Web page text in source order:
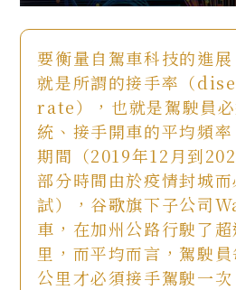
要衡量自駕車科技的進
就是所謂的接手率（
rate），也就是駕駛員
統、接手開車的平均頻
期間（2019年12月到
部分時間由於疫情封城
試），谷歌旗下子公司
車，在加州公路行駛了
里，而平均而言，駕駛
公里才必須接手駕駛一次